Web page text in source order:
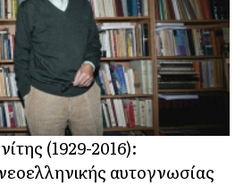
(1929-2016):
αυτογνωσίας